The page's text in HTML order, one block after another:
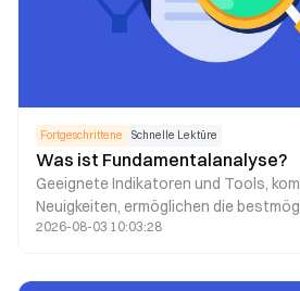
Fortgeschrittene Schnelle Lektüre
Was ist Fundamentalanalyse?
Geeignete Indikatoren und Tools,
Neuigkeiten, ermöglichen die
Fundamentalanalyse als Grundlage für
2026-08-03 10:03:28